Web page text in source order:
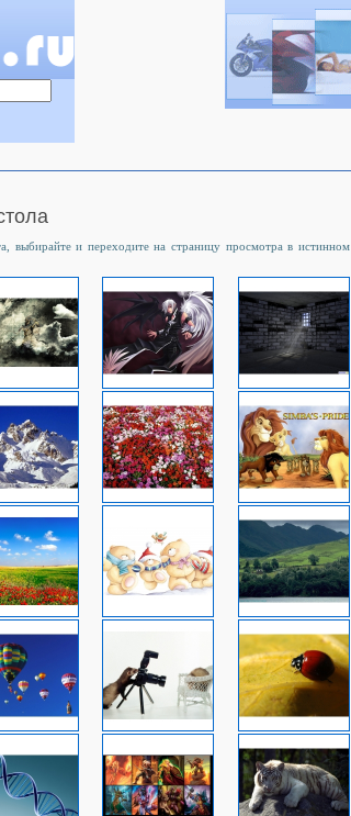
выбирайте и переходите на страницу просмотра в истинном